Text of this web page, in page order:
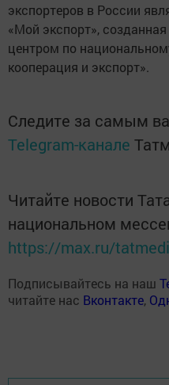
экспортеров в России
«Мой экспорт»,
центром по
кооперация и экспорт».
Следите за самым
Telegram-канале
Читайте новости
национальном
https://max.ru/
Подписывайтесь на наш
читайте нас Вконтакте,